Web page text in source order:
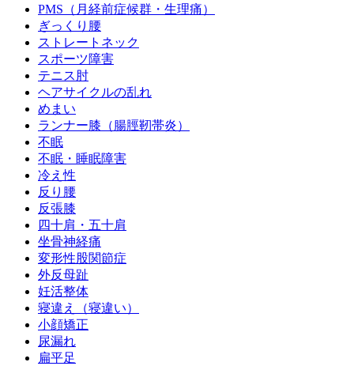
PMS（月経前症候群・生理痛）
ぎっくり腰
ストレートネック
スポーツ障害
テニス肘
ヘアサイクルの乱れ
めまい
ランナー膝（腸脛靭帯炎）
不眠
不眠・睡眠障害
冷え性
反り腰
反張膝
四十肩・五十肩
坐骨神経痛
変形性股関節症
外反母趾
妊活整体
寝違え（寝違い）
小顔矯正
尿漏れ
扁平足